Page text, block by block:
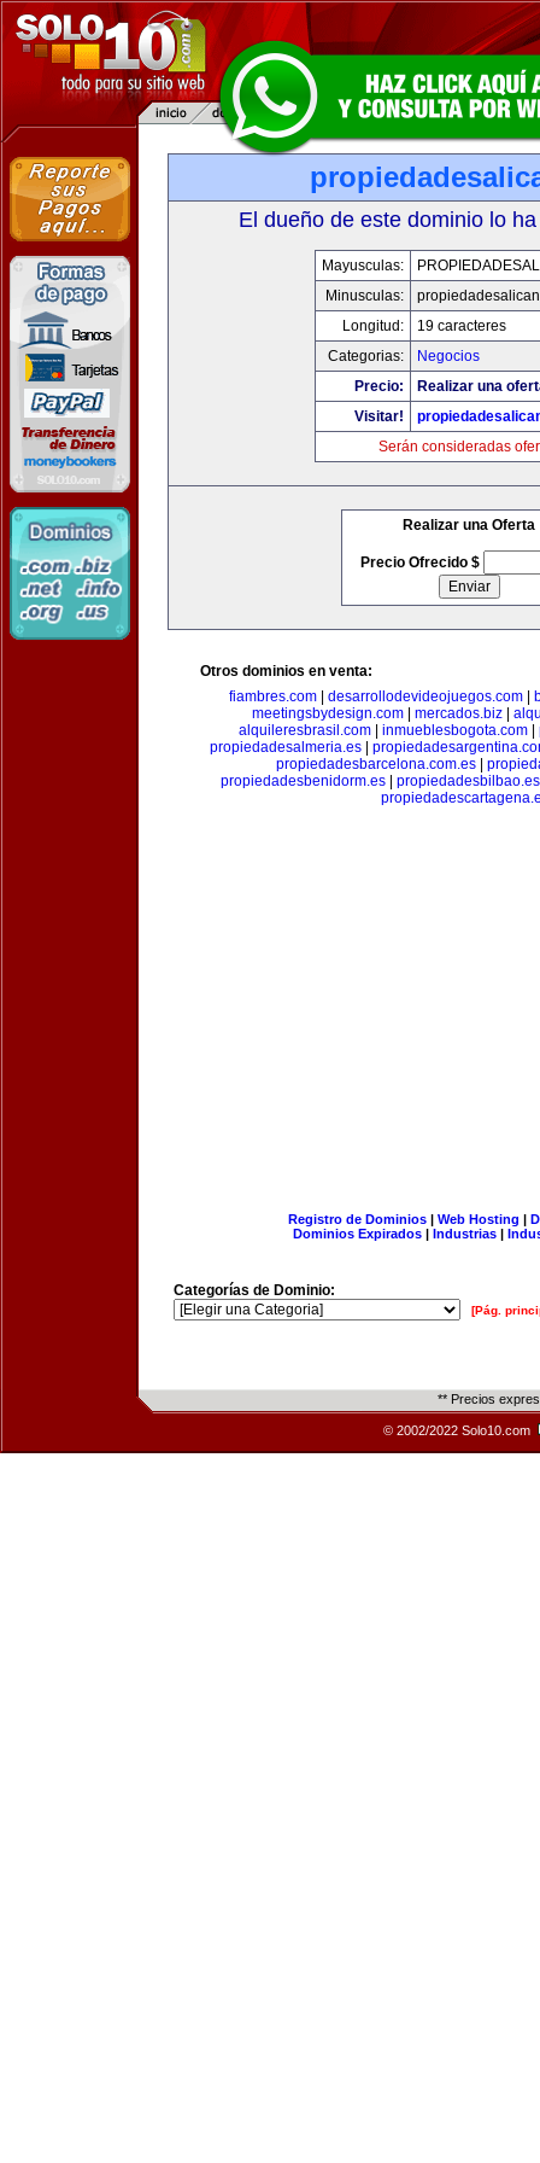
El dueño de este dominio lo
Mayusculas:
Minusculas:
Longitud:
19 caracteres
Categorias:
Negocios
Precio:
Realizar una
Visitar!
Serán consideradas
Realizar una Oferta
Precio Ofrecido $
Otros dominios en venta:
fiambres.com| desarrollodevideojuegos.com|
meetingsbydesign.com| mercados.biz|
alquileresbrasil.com| inmueblesbogota.com|
propiedadesalmeria.es
propiedadesbarcelona.com.es|
propiedadesbenidorm.es
propiedadesbilbao.es
Registro de Dominios| Web Hosting |
Dominios Expirados | Industrias |
Categorías de Dominio:
[Pág.
** Precios
© 2002/2022 Solo10.com